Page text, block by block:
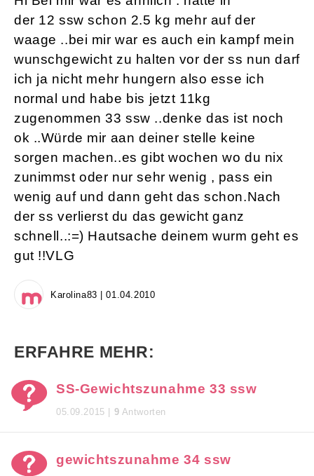
der 12 ssw schon 2.5 kg mehr auf der
waage ..bei mir war es auch ein kampf mein
wunschgewicht zu halten vor der ss nun darf
ich ja nicht mehr hungern also esse ich
normal und habe bis jetzt 11kg
zugenommen 33 ssw ..denke das ist noch
ok ..Würde mir aan deiner stelle keine
sorgen machen..es gibt wochen wo du nix
zunimmst oder nur sehr wenig , pass ein
wenig auf und dann geht das schon.Nach
der ss verlierst du das gewicht ganz
schnell..:=) Hautsache deinem wurm geht es
gut !!VLG
Karolina83 | 01.04.2010
ERFAHRE MEHR:
SS-Gewichtszunahme 33 ssw
05.09.2015 | 9 Antworten
gewichtszunahme 34 ssw